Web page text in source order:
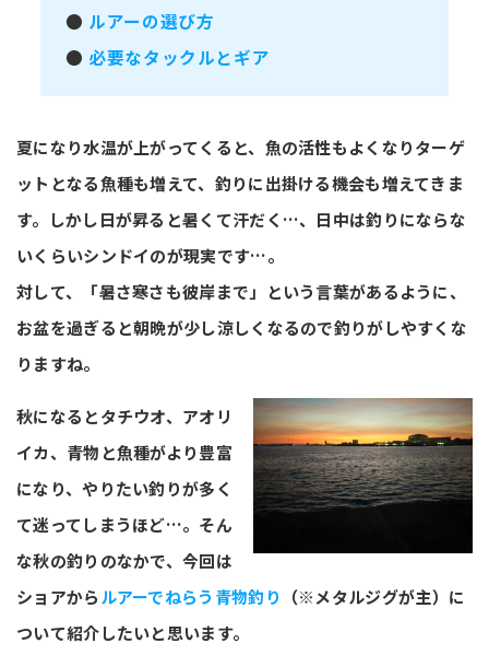
● ルアーの選び方
● 必要なタックルとギア
夏になり水温が上がってくると、魚の活性もよくなりターゲ
ットとなる魚種も増えて、釣りに出掛ける機会も増えてきま
す。しかし日が昇ると暑くて汗だく…、日中は釣りにならな
いくらいシンドイのが現実です…。
対して、「暑さ寒さも彼岸まで」という言葉があるように、
お盆を過ぎると朝晩が少し涼しくなるので釣りがしやすくな
りますね。
秋になるとタチウオ、アオリ
イカ、青物と魚種がより豊富
になり、やりたい釣りが多く
て迷ってしまうほど…。そん
な秋の釣りのなかで、今回は
ショアから ルアーでねらう青物釣り
（※メタルジグが主）に
ついて紹介したいと思います。